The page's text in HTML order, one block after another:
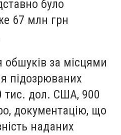
було
67 млн грн
обшуків за місцями
підозрюваних
тис. дол. США, 900
документацію, що
наданих